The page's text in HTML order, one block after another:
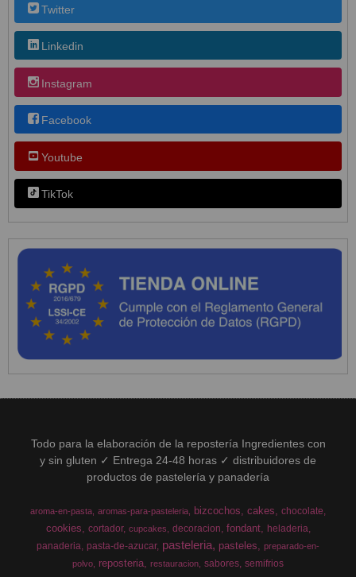
Twitter
Linkedin
Instagram
Facebook
Youtube
TikTok
Todo para la elaboración de la repostería Ingredientes con
y sin gluten ✓ Entrega 24-48 horas ✓ distribuidores de
productos de pastelería y panadería
aroma-en-pasta aromas-para-pasteleria bizcochos cakes chocolate
cookies cortador cupcakes decoracion fondant
heladeria
panaderia pasta-de-azucar pasteleria pasteles
preparado-en-
polvo
reposteria restauracion sabores semifrios